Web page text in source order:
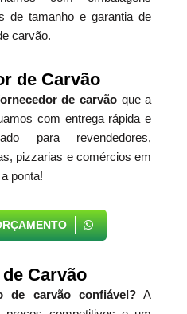
de tamanho e garantia de
carvão.
de Carvão
de carvão que a
com entrega rápida e
para revendedores,
pizzarias e comércios em
ponta!
Carvão
de carvão confiável?A